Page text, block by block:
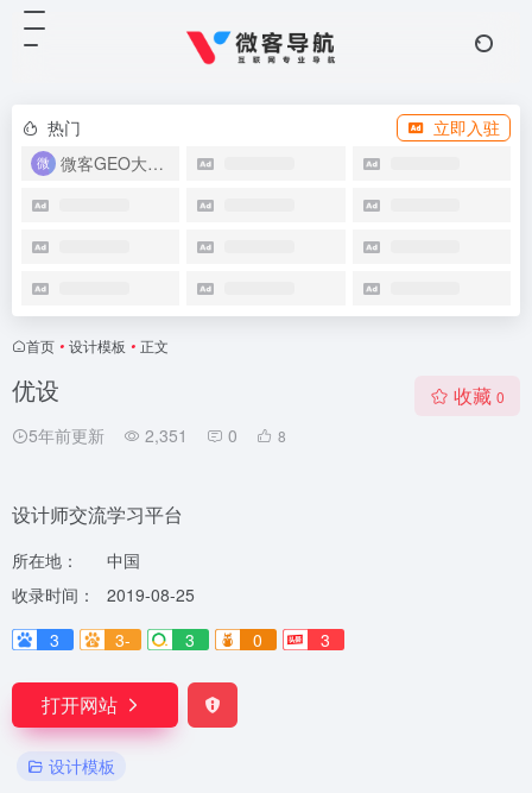
热门
立即入驻
微客GEO大模型优化系统
首页 • 设计模板 • 正文
优设
5年前更新 2,351 0 8
收藏 0
设计师交流学习平台
所在地：
中国
收录时间：
2019-08-25
3
3- 3 0 3
打开网站
设计模板